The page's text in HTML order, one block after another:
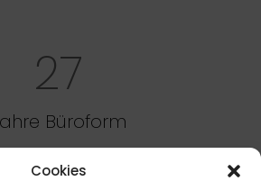
Cookies
27
Büroform